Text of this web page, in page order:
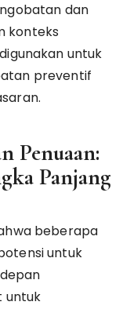
dan
konteks
untuk
preventif
Penuaan:
Panjang
beberapa
untuk
untuk